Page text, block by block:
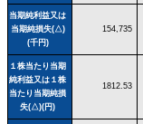
当期純利益又は
当期純損失(△)
(千円)
154,735
１株当たり当期
純利益又は１株
当たり当期純損
失(△)(円)
1812.53